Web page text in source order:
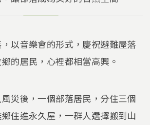
以音樂會的形式，慶祝避難屋落
的居民，心裡都相當高興。
災後，一個部落居民，分住三個
住進永久屋，一群人選擇搬到山